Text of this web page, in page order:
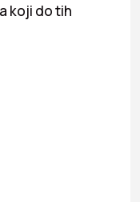
koji do tih